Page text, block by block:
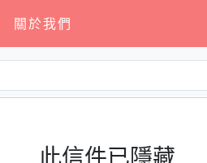
關於我們
此信件已隱藏